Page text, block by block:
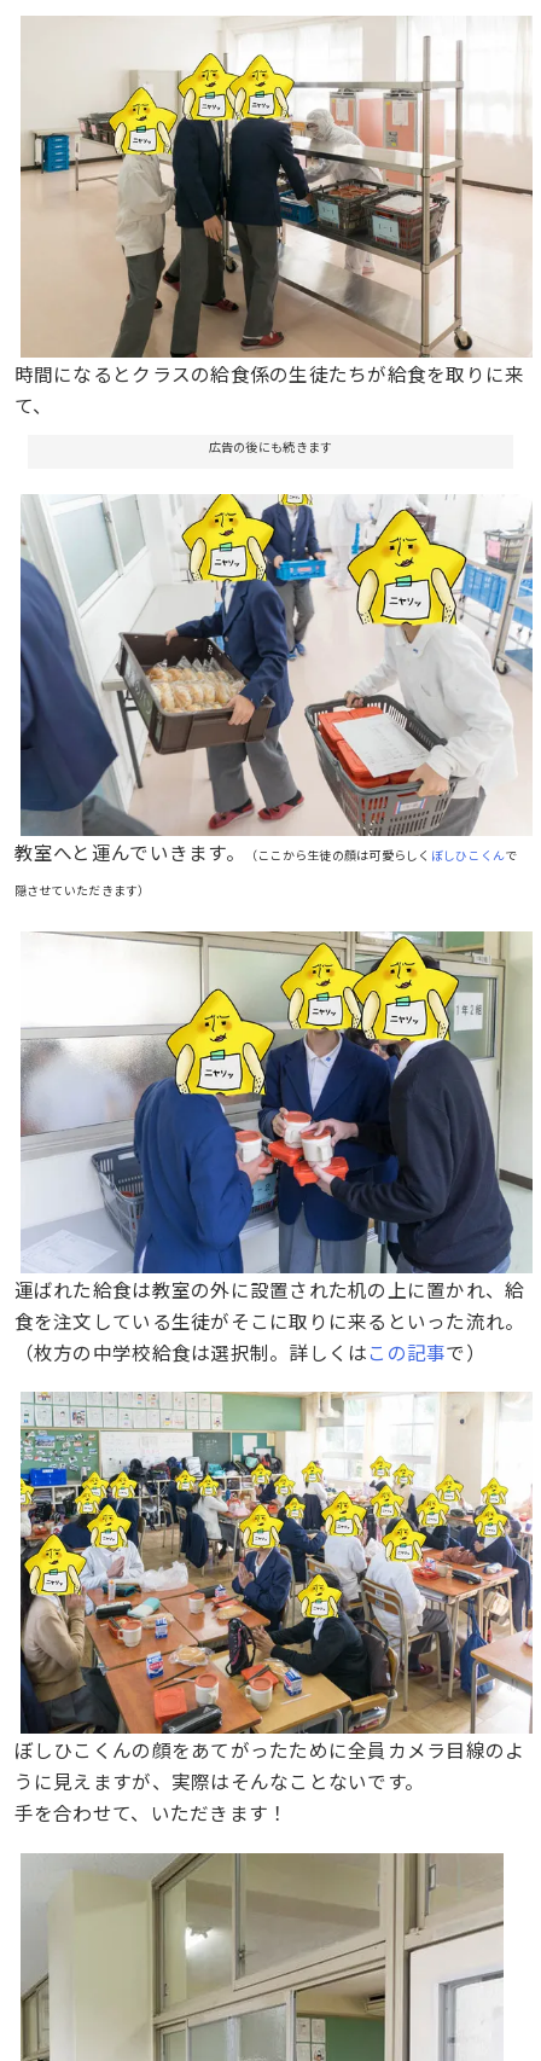
時間になるとクラスの給食係の生徒たちが給食を取りに来
て、
広告の後にも続きます
教室へと運んでいきます。 （ここから生徒の顔は可愛らしく ぼしひこくんで
隠させていただきます）
運ばれた給食は教室の外に設置された机の上に置かれ、給
食を注文している生徒がそこに取りに来るといった流れ。
（枚方の中学校給食は選択制。詳しくはこの記事で）
ぼしひこくんの顔をあてがったために全員カメラ目線のよ
うに見えますが、実際はそんなことないです。
手を合わせて、いただきます！